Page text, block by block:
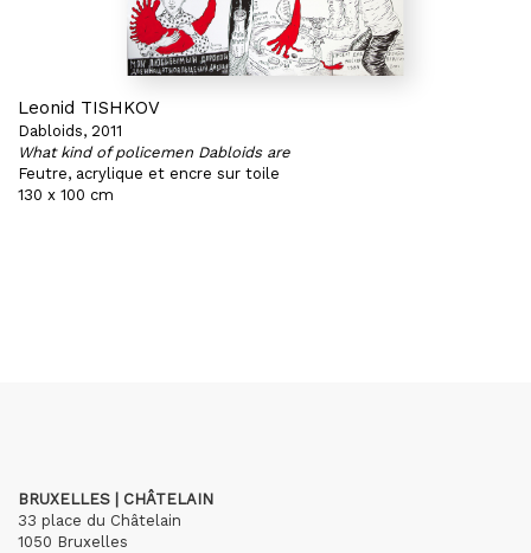
Leonid TISHKOV
Dabloids, 2011
What kind of policemen Dabloids are
Feutre, acrylique et encre sur toile
130 x 100 cm
BRUXELLES | CHÂTELAIN
33 place du Châtelain
1050 Bruxelles